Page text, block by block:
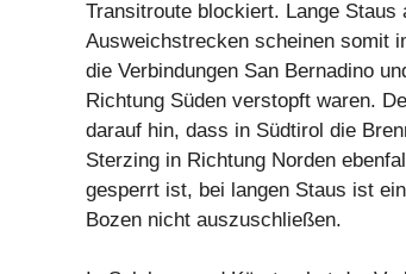
Transitroute blockiert. Lange Staus
Ausweichstrecken scheinen somit
die Verbindungen San Bernadino
Richtung Süden verstopft waren.
darauf hin, dass in Südtirol die
Sterzing in Richtung Norden
gesperrt ist, bei langen Staus ist
Bozen nicht auszuschließen.